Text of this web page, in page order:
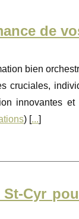
de
bien
cruciales,
innovantes
) [...]
Cyr